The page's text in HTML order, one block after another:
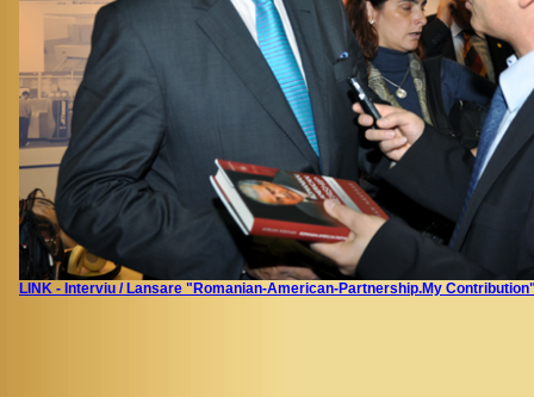
LINK - Interviu / Lansare "Romanian-American-Partnership.My